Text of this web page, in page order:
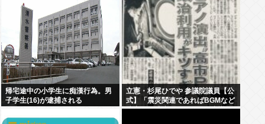
帰宅途中の小学生に痴漢行為。男
子学生(16)が逮捕される
立憲・杉尾ひでや 参議院議員【公
式】「震災関連であればBGMなど
演出はご法度であることは常識で